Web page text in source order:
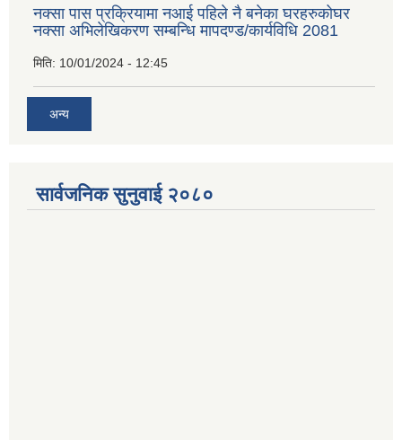
नक्सा पास प्रक्रियामा नआई पहिले नै बनेका घरहरुकोघर
नक्सा अभिलेखिकरण सम्बन्धि मापदण्ड/कार्यविधि 2081
मिति: 10/01/2024 - 12:45
अन्य
सार्वजनिक सुनुवाई २०८०